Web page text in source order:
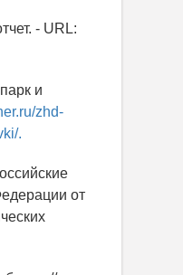
- URL:
и
zhd-
.
от